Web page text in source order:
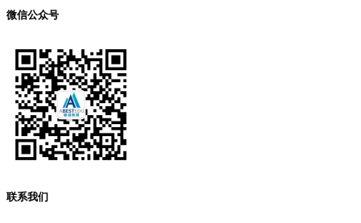
微信公众号
联系我们